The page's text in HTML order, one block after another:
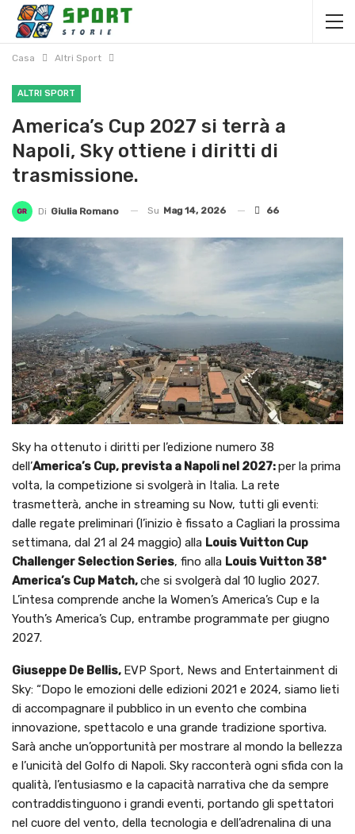
Casa Altri Sport
ALTRI SPORT
America’s Cup 2027 si terrà a
Napoli, Sky ottiene i diritti di
trasmissione.
Di Giulia Romano Su Mag 14, 2026 66
Sky ha ottenuto i diritti per l’edizione numero 38
dell’America’s Cup, prevista a Napoli nel 2027:per la prima
volta, la competizione si svolgerà in Italia. La rete
trasmetterà, anche in streaming su Now, tutti gli eventi:
dalle regate preliminari (l’inizio è fissato a Cagliari la prossima
settimana, dal 21 al 24 maggio) alla Louis Vuitton Cup
Challenger Selection Series, fino alla Louis Vuitton 38ª
America’s Cup Match,che si svolgerà dal 10 luglio 2027.
L’intesa comprende anche la Women’s America’s Cup e la
Youth’s America’s Cup, entrambe programmate per giugno
2027.
Giuseppe De Bellis, EVP Sport, News and Entertainment di
Sky: “Dopo le emozioni delle edizioni 2021 e 2024, siamo lieti
di accompagnare il pubblico in un evento che combina
innovazione, spettacolo e una grande tradizione sportiva.
Sarà anche un’opportunità per mostrare al mondo la bellezza
e l’unicità del Golfo di Napoli. Sky racconterà ogni sfida con la
qualità, l’entusiasmo e la capacità narrativa che da sempre
contraddistinguono i grandi eventi, portando gli spettatori
nel cuore del vento, della tecnologia e dell’adrenalina di una